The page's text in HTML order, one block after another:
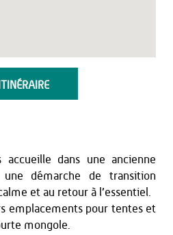
ITINÉRAIRE
dans une ancienne
démarche de transition
et au retour à l’essentiel.
emplacements pour tentes et
mongole.